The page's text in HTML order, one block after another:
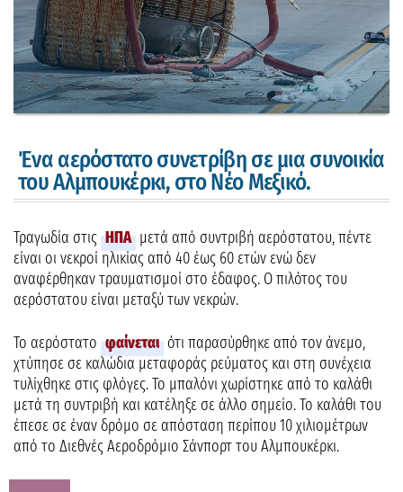
Ένα αερόστατο συνετρίβη σε μια συνοικία
του Αλμπουκέρκι, στο Νέο Μεξικό.
Τραγωδία στις ΗΠΑ μετά από συντριβή αερόστατου, πέντε
είναι οι νεκροί ηλικίας από 40 έως 60 ετών ενώ δεν
αναφέρθηκαν τραυματισμοί στο έδαφος. Ο πιλότος του
αερόστατου είναι μεταξύ των νεκρών.
Το αερόστατο φαίνεται ότι παρασύρθηκε από τον άνεμο,
χτύπησε σε καλώδια μεταφοράς ρεύματος και στη συνέχεια
τυλίχθηκε στις φλόγες. Το μπαλόνι χωρίστηκε από το καλάθι
μετά τη συντριβή και κατέληξε σε άλλο σημείο. Το καλάθι του
έπεσε σε έναν δρόμο σε απόσταση περίπου 10 χιλιομέτρων
από το Διεθνές Αεροδρόμιο Σάνπορτ του Αλμπουκέρκι.